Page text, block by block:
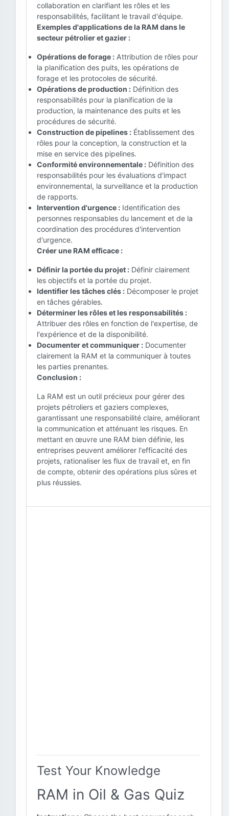
collaboration en clarifiant les rôles et les
responsabilités, facilitant le travail d'équipe.
Exemples d'applications de la RAM dans le
secteur pétrolier et gazier :
Opérations de forage : Attribution de rôles pour
la planification des puits, les opérations de
forage et les protocoles de sécurité.
Opérations de production : Définition des
responsabilités pour la planification de la
production, la maintenance des puits et les
procédures de sécurité.
Construction de pipelines : Établissement des
rôles pour la conception, la construction et la
mise en service des pipelines.
Conformité environnementale : Définition des
responsabilités pour les évaluations d'impact
environnemental, la surveillance et la production
de rapports.
Intervention d'urgence : Identification des
personnes responsables du lancement et de la
coordination des procédures d'intervention
d'urgence.
Créer une RAM efficace :
Définir la portée du projet : Définir clairement
les objectifs et la portée du projet.
Identifier les tâches clés : Décomposer le projet
en tâches gérables.
Déterminer les rôles et les responsabilités :
Attribuer des rôles en fonction de l'expertise, de
l'expérience et de la disponibilité.
Documenter et communiquer : Documenter
clairement la RAM et la communiquer à toutes
les parties prenantes.
Conclusion :
La RAM est un outil précieux pour gérer des
projets pétroliers et gaziers complexes,
garantissant une responsabilité claire, améliorant
la communication et atténuant les risques. En
mettant en œuvre une RAM bien définie, les
entreprises peuvent améliorer l'efficacité des
projets, rationaliser les flux de travail et, en fin
de compte, obtenir des opérations plus sûres et
plus réussies.
Test Your Knowledge
RAM in Oil & Gas Quiz